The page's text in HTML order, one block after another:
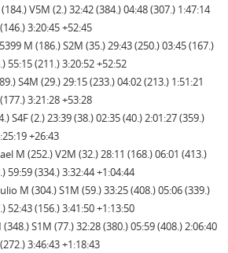
V5M (2.) 32:42 (384.) 04:48 (307.) 1:47:14
3:20:45 +52:45
M (186.) S2M (35.) 29:43 (250.) 03:45 (167.)
55:15 (211.) 3:20:52 +52:52
S4M (29.) 29:15 (233.) 04:02 (213.) 1:51:21
3:21:28 +53:28
S4F (2.) 23:39 (38.) 02:35 (40.) 2:01:27 (359.)
+26:43
M (252.) V2M (32.) 28:11 (168.) 06:01 (413.)
59:59 (334.) 3:32:44 +1:04:44
M (304.) S1M (59.) 33:25 (408.) 05:06 (339.)
52:43 (156.) 3:41:50 +1:13:50
S1M (77.) 32:28 (380.) 05:59 (408.) 2:06:40
3:46:43 +1:18:43